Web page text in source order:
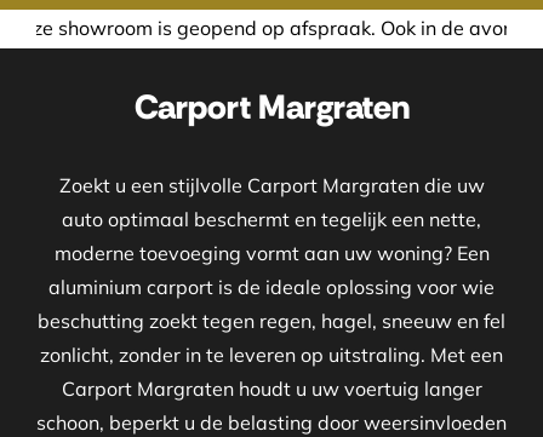
is geopend op afspraak. Ook in de avond of in het
Carport Margraten
Zoekt u een stijlvolle Carport Margraten die uw
auto optimaal beschermt en tegelijk een nette,
moderne toevoeging vormt aan uw woning? Een
aluminium carport is de ideale oplossing voor wie
beschutting zoekt tegen regen, hagel, sneeuw en fel
zonlicht, zonder in te leveren op uitstraling. Met een
Carport Margraten houdt u uw voertuig langer
schoon, beperkt u de belasting door weersinvloeden